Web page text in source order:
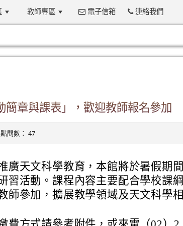
教師專區 電子信箱 連絡我們
簡章與課表」，歡迎教師報名參加
閱數： 47
廣天文科學教育，本館將於暑假期間
習活動。課程內容主要配合學校課綱
師參加，擴展教學領域及天文科學相